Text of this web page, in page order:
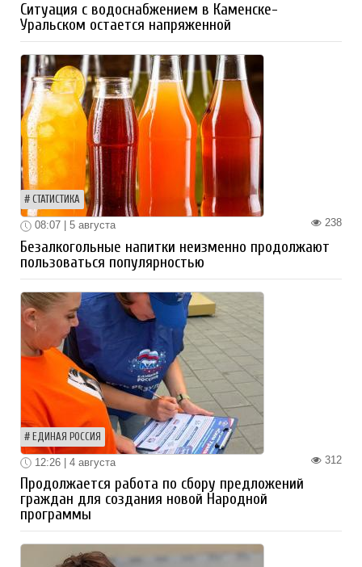
Ситуация с водоснабжением в Каменске-
Уральском остается напряженной
СТАТИСТИКА
238
08:07 | 5 августа
Безалкогольные напитки неизменно продолжают
пользоваться популярностью
ЕДИНАЯ РОССИЯ
312
12:26 | 4 августа
Продолжается работа по сбору предложений
граждан для создания новой Народной
программы